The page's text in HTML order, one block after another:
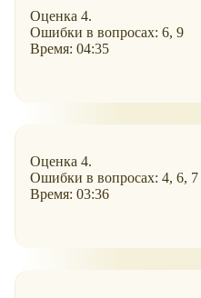
Оценка 4.
Ошибки в вопросах: 6, 9
Время: 04:35
Оценка 4.
Ошибки в вопросах: 4, 6, 7
Время: 03:36